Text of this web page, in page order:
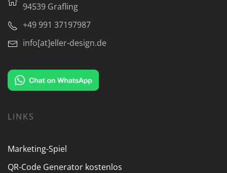
94539 Grafling
+49 991 37197987
info[at]eller-design.de
LINKS
Marketing-Spiel
QR-Code Generator kostenlos